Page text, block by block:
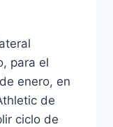
para el
enero, en
de
ciclo de